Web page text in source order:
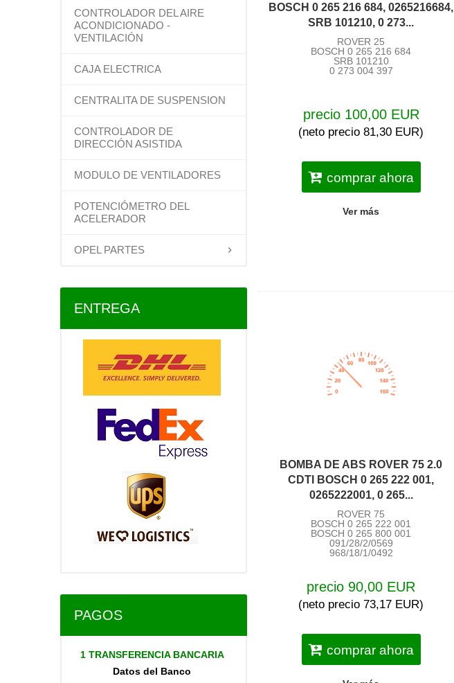
CONTROLADOR DEL AIRE
ACONDICIONADO -
VENTILACIÓN
CAJA ELECTRICA
CENTRALITA DE SUSPENSION
CONTROLADOR DE
DIRECCIÓN ASISTIDA
MODULO DE VENTILADORES
POTENCIÓMETRO DEL
ACELERADOR
OPEL PARTES
ENTREGA
PAGOS
1 TRANSFERENCIA BANCARIA
Datos del Banco
BOSCH 0 265 216 684, 0265216684,
SRB 101210, 0 273...
ROVER 25
BOSCH 0 265 216 684
SRB 101210
0 273 004 397
precio 100,00 EUR
(neto precio 81,30 EUR)
comprar ahora
Ver más
BOMBA DE ABS ROVER 75 2.0
CDTI BOSCH 0 265 222 001,
0265222001, 0 265...
ROVER 75
BOSCH 0 265 222 001
BOSCH 0 265 800 001
091/28/2/0569
968/18/1/0492
precio 90,00 EUR
(neto precio 73,17 EUR)
comprar ahora